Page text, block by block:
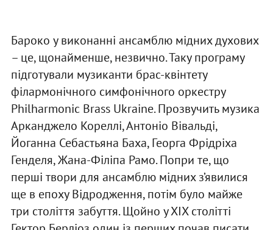
Бароко у виконанні ансамблю мідних духових
– це, щонайменше, незвично. Таку програму
підготували музиканти брас-квінтету
філармонічного симфонічного оркестру
Philharmonic Brass Ukraine. Прозвучить музика
Арканджело Кореллі, Антоніо Вівальді,
Йоганна Себастьяна Баха, Георга Фрідріха
Генделя, Жана-Філіпа Рамо. Попри те, що
перші твори для ансамблю мідних з’явилися
ще в епоху Відродження, потім було майже
три століття забуття. Щойно у ХІХ столітті